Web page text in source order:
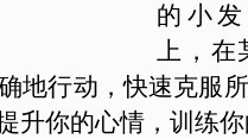
的小
上，在
地行动，快速克服
升你的心情，训练